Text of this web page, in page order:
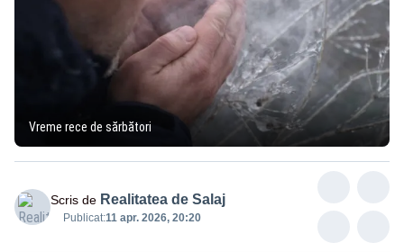
Vreme rece de sărbători
Scris de Realitatea de Salaj
Publicat:11 apr. 2026, 20:20